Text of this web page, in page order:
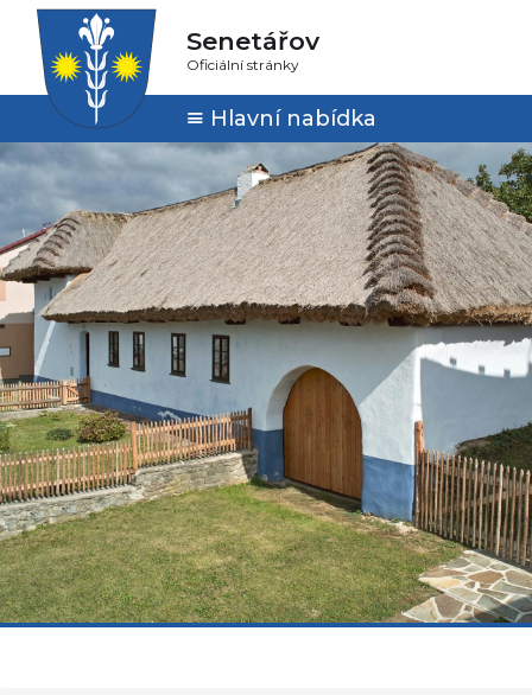
Senetářov
Oficiální stránky
Hlavní nabídka